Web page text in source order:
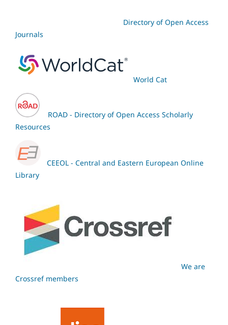
Directory of Open Access
Journals
World Cat
ROAD - Directory of Open Access Scholarly
Resources
CEEOL - Central and Eastern European Online
Library
We are
Crossref members